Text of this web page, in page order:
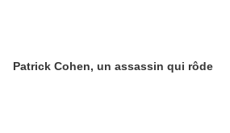
Patrick Cohen, un assassin qui rôde